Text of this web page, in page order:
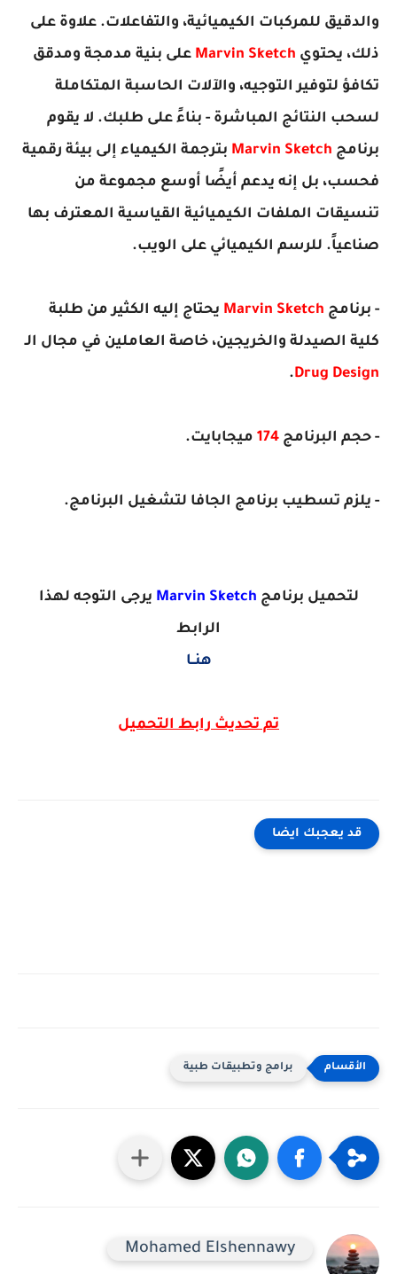
والدقيق للمركبات الكيميائية، والتفاعلات. علاوة على
ذلك، يحتوي Marvin Sketch على بنية مدمجة ومدقق
تكافؤ لتوفير التوجيه، والآلات الحاسبة المتكاملة
لسحب النتائج المباشرة - بناءً على طلبك. لا يقوم
برنامج Marvin Sketch بترجمة الكيمياء إلى بيئة رقمية
فحسب، بل إنه يدعم أيضًا أوسع مجموعة من
تنسيقات الملفات الكيميائية القياسية المعترف بها
صناعياً. للرسم الكيميائي على الويب.
- برنامج Marvin Sketch يحتاج إليه الكثير من طلبة
كلية الصيدلة والخريجين، خاصة العاملين في مجال الـ
Drug Design
.
- حجم البرنامج 174 ميجابايت.
- يلزم تسطيب برنامج الجافا لتشغيل البرنامج.
لتحميل برنامج Marvin Sketch يرجى التوجه لهذا
الرابط
هنــا
تم تحديث رابط التحميل
قد يعجبك ايضا
برامج وتطبيقات طبية
Mohamed Elshennawy